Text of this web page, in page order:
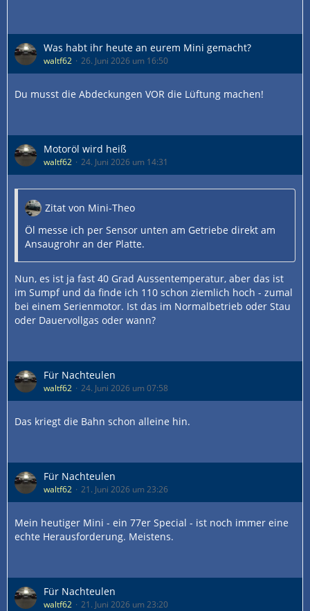
Was habt ihr heute an eurem Mini gemacht?
waltf62 26. Juni 2026 um 16:50
Du musst die Abdeckungen VOR die Lüftung machen!
Motoröl wird heiß
waltf62 24. Juni 2026 um 14:31
Zitat von Mini-Theo
Öl messe ich per Sensor unten am Getriebe direkt am
Ansaugrohr an der Platte.
Nun, es ist ja fast 40 Grad Aussentemperatur, aber das ist
im Sumpf und da finde ich 110 schon ziemlich hoch - zumal
bei einem Serienmotor. Ist das im Normalbetrieb oder Stau
oder Dauervollgas oder wann?
Für Nachteulen
waltf62 24. Juni 2026 um 07:58
Das kriegt die Bahn schon alleine hin.
Für Nachteulen
waltf62 21. Juni 2026 um 23:26
Mein heutiger Mini - ein 77er Special - ist noch immer eine
echte Herausforderung. Meistens.
Für Nachteulen
waltf62 21. Juni 2026 um 23:20